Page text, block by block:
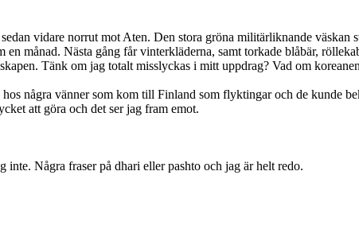
vidare norrut mot Aten. Den stora gröna militärliknande väskan
månad. Nästa gång får vinterkläderna, samt torkade blåbär,
Tänk om jag totalt misslyckas i mitt uppdrag? Vad om
några vänner som kom till Finland som flyktingar och de kunde
att göra och det ser jag fram emot.
Några fraser på dhari eller pashto och jag är helt redo.